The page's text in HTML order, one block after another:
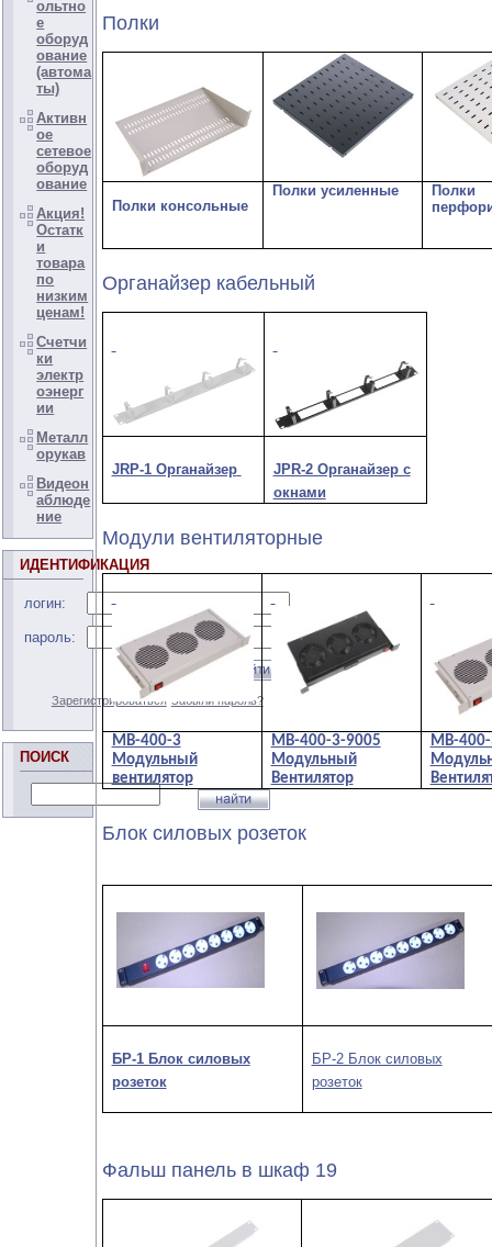
ольтно
е
оборуд
ование
(автома
ты)
Активн
ое
сетевое
оборуд
ование
Акция!
Остатк
и
товара
по
низким
ценам!
Счетчи
ки
электр
оэнерг
ии
Металл
орукав
Видеон
аблюде
ние
ИДЕНТИФИКАЦИЯ
логин:
пароль:
Зарегистрироваться Забыли пароль?
ПОИСК
Полки
Полки консольные
Полки усиленные
Полки
Органайзер кабельный
JRP-1 Органайзер
JPR-2 Органайзер с
окнами
Модули вентиляторные
МВ-400-3
Модульный
вентилятор
МВ-400-3-9005
Модульный
Вентилятор
МВ-
Блок силовых розеток
БР-1 Блок силовых
розеток
БР-2 Блок силовых
розеток
Фальш панель в шкаф 19